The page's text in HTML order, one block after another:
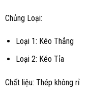
Chủng Loại:
Loại 1: Kéo Thẳng
Loại 2: Kéo Tỉa
Chất liệu: Thép không rỉ